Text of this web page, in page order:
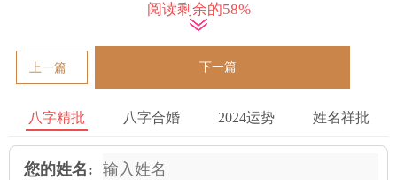
3-5 壬寅时 冲猴 煞北 时冲壬申 六戊 帝旺 金匮 福德
宜：嫁娶 移徙 入宅 开市 交易 修造 安葬 订婚
忌：祈福 求嗣
5-7 癸卯时 冲鸡 煞西 时冲癸酉 三合 大进 日禄 宝光
阅读剩余的58%
上一篇 下一篇
八字精批 八字合婚 2024运势 姓名祥批
您的姓名: